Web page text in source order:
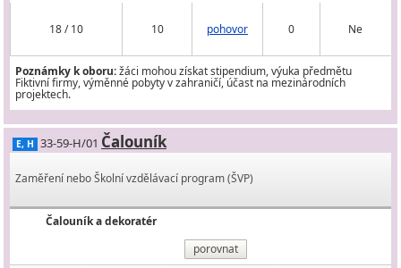
18 / 10 10 pohovor 0 Ne
Poznámky k oboru:žáci mohou získat stipendium, výuka předmětu
Fiktivní firmy, výměnné pobyty v zahraničí, účast na mezinárodních
projektech.
E, H 33-59-H/01 Čalouník
Zaměření nebo Školní vzdělávací program (ŠVP)
Čalouník a dekoratér
porovnat